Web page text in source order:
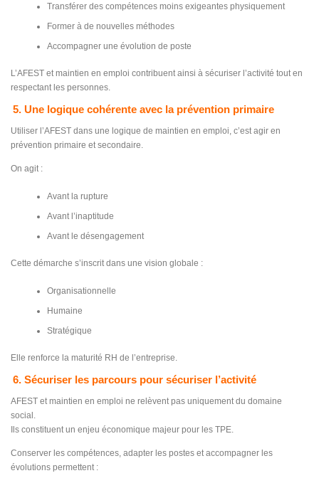
Transférer des compétences moins exigeantes physiquement
Former à de nouvelles méthodes
Accompagner une évolution de poste
L’AFEST et maintien en emploi contribuent ainsi à sécuriser l’activité tout en
respectant les personnes.
5. Une logique cohérente avec la prévention primaire
Utiliser l’AFEST dans une logique de maintien en emploi, c’est agir en
prévention primaire et secondaire.
On agit :
Avant la rupture
Avant l’inaptitude
Avant le désengagement
Cette démarche s’inscrit dans une vision globale :
Organisationnelle
Humaine
Stratégique
Elle renforce la maturité RH de l’entreprise.
6. Sécuriser les parcours pour sécuriser l’activité
AFEST et maintien en emploi ne relèvent pas uniquement du domaine
social.
Ils constituent un enjeu économique majeur pour les TPE.
Conserver les compétences, adapter les postes et accompagner les
évolutions permettent :